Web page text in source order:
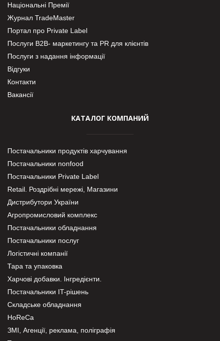
Національні Премії
Журнал TradeMaster
Портал про Private Label
Послуги В2В- маркетингу та PR для клієнтів
Послуги з надання інформації
Відгуки
Контакти
Вакансії
КАТАЛОГ КОМПАНИЙ
Постачальники продуктів харчування
Постачальники nonfood
Постачальники Private Label
Retail. Роздрібні мережі, Магазини
Дистрибутори України
Агропромисловий комплекс
Постачальники обладнання
Постачальники послуг
Логістичні компанії
Тара та упаковка
Харчові добавки. Інгредієнти.
Постачальники IT-рішень
Складське обладнання
HoReCa
ЗМІ, Агенції, реклама, поліграфія